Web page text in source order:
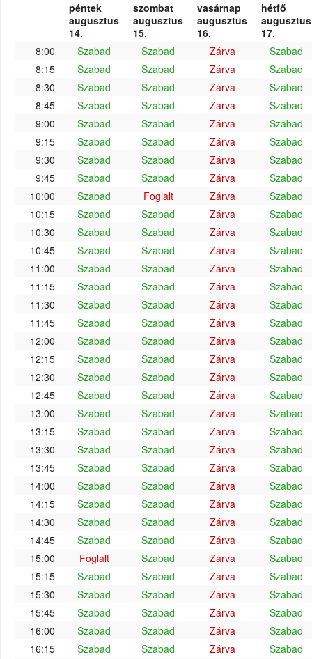
péntek
augusztus
14.
szombat
augusztus
15.
vasárnap
augusztus
16.
hétfő
augusztus
17.
8:00
Szabad Szabad Zárva
Szabad
8:15
Szabad Szabad Zárva
Szabad
8:30
Szabad Szabad Zárva
Szabad
8:45
Szabad Szabad Zárva
Szabad
9:00
Szabad Szabad Zárva
Szabad
9:15
Szabad Szabad Zárva
Szabad
9:30
Szabad Szabad Zárva
Szabad
9:45
Szabad Szabad Zárva
Szabad
10:00
Szabad Foglalt Zárva
Szabad
10:15
Szabad Szabad Zárva
Szabad
10:30
Szabad Szabad Zárva
Szabad
10:45
Szabad Szabad Zárva
Szabad
11:00
Szabad Szabad Zárva
Szabad
11:15
Szabad Szabad Zárva
Szabad
11:30
Szabad Szabad Zárva
Szabad
11:45
Szabad Szabad Zárva
Szabad
12:00
Szabad Szabad Zárva
Szabad
12:15
Szabad Szabad Zárva
Szabad
12:30
Szabad Szabad Zárva
Szabad
12:45
Szabad Szabad Zárva
Szabad
13:00
Szabad Szabad Zárva
Szabad
13:15
Szabad Szabad Zárva
Szabad
13:30
Szabad Szabad Zárva
Szabad
13:45
Szabad Szabad Zárva
Szabad
14:00
Szabad Szabad Zárva
Szabad
14:15
Szabad Szabad Zárva
Szabad
14:30
Szabad Szabad Zárva
Szabad
14:45
Szabad Szabad Zárva
Szabad
15:00
Foglalt Szabad Zárva
Szabad
15:15
Szabad Szabad Zárva
Szabad
15:30
Szabad Szabad Zárva
Szabad
15:45
Szabad Szabad Zárva
Szabad
16:00
Szabad Szabad Zárva
Szabad
16:15
Szabad Szabad Zárva Szabad